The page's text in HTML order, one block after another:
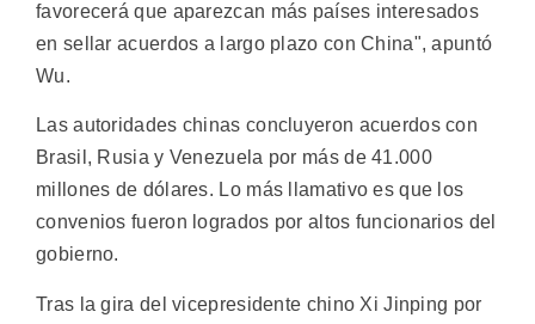
favorecerá que aparezcan más países interesados
en sellar acuerdos a largo plazo con China", apuntó
Wu.
Las autoridades chinas concluyeron acuerdos con
Brasil, Rusia y Venezuela por más de 41.000
millones de dólares. Lo más llamativo es que los
convenios fueron logrados por altos funcionarios del
gobierno.
Tras la gira del vicepresidente chino Xi Jinping por